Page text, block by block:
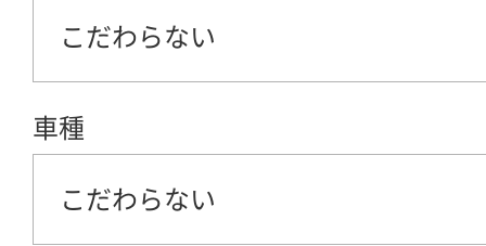
こだわらない
車種
こだわらない